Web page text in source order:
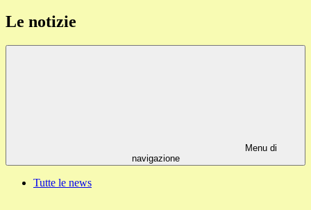
Le notizie
Menu di
navigazione
Tutte le news